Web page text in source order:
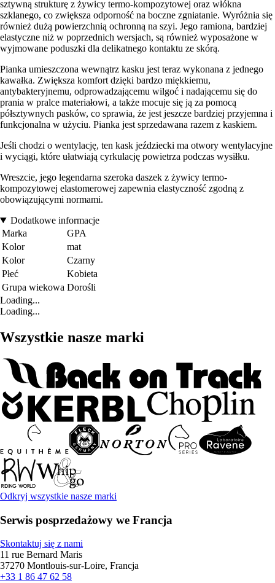
sztywną strukturę z żywicy termo-kompozytowej oraz włókna
szklanego, co zwiększa odporność na boczne zgniatanie. Wyróżnia się
również dużą powierzchnią ochronną na szyi. Jego ramiona, bardziej
elastyczne niż w poprzednich wersjach, są również wyposażone w
wyjmowane poduszki dla delikatnego kontaktu ze skórą.
Pianka umieszczona wewnątrz kasku jest teraz wykonana z jednego
kawałka. Zwiększa komfort dzięki bardzo miękkiemu,
antybakteryjnemu, odprowadzającemu wilgoć i nadającemu się do
prania w pralce materiałowi, a także mocuje się ją za pomocą
półsztywnych pasków, co sprawia, że jest jeszcze bardziej przyjemna i
funkcjonalna w użyciu. Pianka jest sprzedawana razem z kaskiem.
Jeśli chodzi o wentylację, ten kask jeździecki ma otwory wentylacyjne
i wyciągi, które ułatwiają cyrkulację powietrza podczas wysiłku.
Wreszcie, jego legendarna szeroka daszek z żywicy termo-
kompozytowej elastomerowej zapewnia elastyczność zgodną z
obowiązującymi normami.
Dodatkowe informacje
Marka
GPA
Kolor
mat
Kolor
Czarny
Płeć
Kobieta
Grupa wiekowa Dorośli
Loading...
Loading...
Wszystkie nasze marki
Odkryj wszystkie nasze marki
Serwis posprzedażowy we Francja
Skontaktuj się z nami
11 rue Bernard Maris
37270 Montlouis-sur-Loire, Francja
+33 1 86 47 62 58